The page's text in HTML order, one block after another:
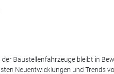
Baustellenfahrzeuge bleibt in
Neuentwicklungen und Trends